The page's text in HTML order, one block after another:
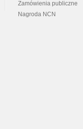
Zamówienia publiczne
Nagroda NCN